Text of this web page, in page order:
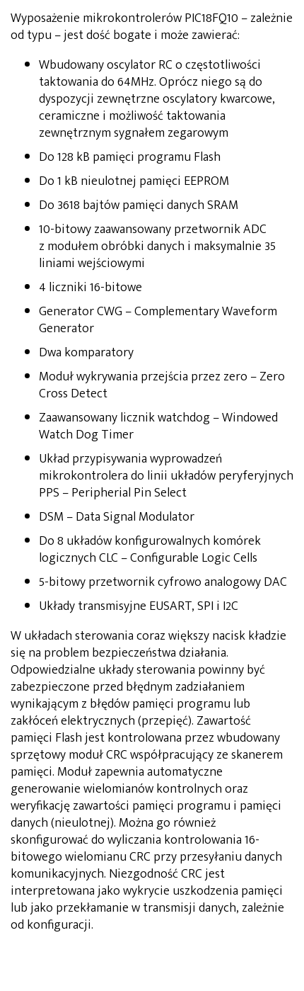
Wyposażenie mikrokontrolerów PIC18FQ10 – zależnie
od typu – jest dość bogate i może zawierać:
Wbudowany oscylator RC o częstotliwości
taktowania do 64MHz. Oprócz niego są do
dyspozycji zewnętrzne oscylatory kwarcowe,
ceramiczne i możliwość taktowania
zewnętrznym sygnałem zegarowym
Do 128 kB pamięci programu Flash
Do 1 kB nieulotnej pamięci EEPROM
Do 3618 bajtów pamięci danych SRAM
10-bitowy zaawansowany przetwornik ADC
z modułem obróbki danych i maksymalnie 35
liniami wejściowymi
4 liczniki 16-bitowe
Generator CWG – Complementary Waveform
Generator
Dwa komparatory
Moduł wykrywania przejścia przez zero – Zero
Cross Detect
Zaawansowany licznik watchdog – Windowed
Watch Dog Timer
Układ przypisywania wyprowadzeń
mikrokontrolera do linii układów peryferyjnych
PPS – Peripherial Pin Select
DSM – Data Signal Modulator
Do 8 układów konfigurowalnych komórek
logicznych CLC – Configurable Logic Cells
5-bitowy przetwornik cyfrowo analogowy DAC
Układy transmisyjne EUSART, SPI i I2C
W układach sterowania coraz większy nacisk kładzie
się na problem bezpieczeństwa działania.
Odpowiedzialne układy sterowania powinny być
zabezpieczone przed błędnym zadziałaniem
wynikającym z błędów pamięci programu lub
zakłóceń elektrycznych (przepięć). Zawartość
pamięci Flash jest kontrolowana przez wbudowany
sprzętowy moduł CRC współpracujący ze skanerem
pamięci. Moduł zapewnia automatyczne
generowanie wielomianów kontrolnych oraz
weryfikację zawartości pamięci programu i pamięci
danych (nieulotnej). Można go również
skonfigurować do wyliczania kontrolowania 16-
bitowego wielomianu CRC przy przesyłaniu danych
komunikacyjnych. Niezgodność CRC jest
interpretowana jako wykrycie uszkodzenia pamięci
lub jako przekłamanie w transmisji danych, zależnie
od konfiguracji.